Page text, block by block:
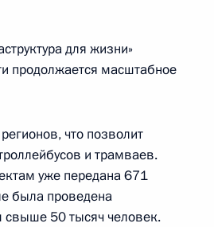
СМИ
для жизни»
продолжается масштабное
что позволит
и трамваев.
уже передана 671
была проведена
свыше 50 тысяч человек.